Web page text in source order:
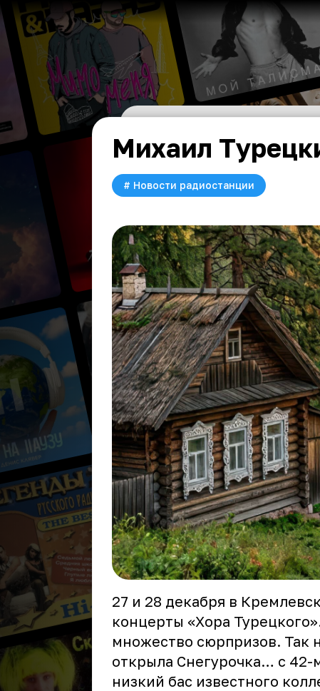
Михаил
# Новости радиостанции
27 и 28 декабря в
концерты «Хора
множество сюрпризов. Так
открыла Снегурочка… с
низкий бас известного